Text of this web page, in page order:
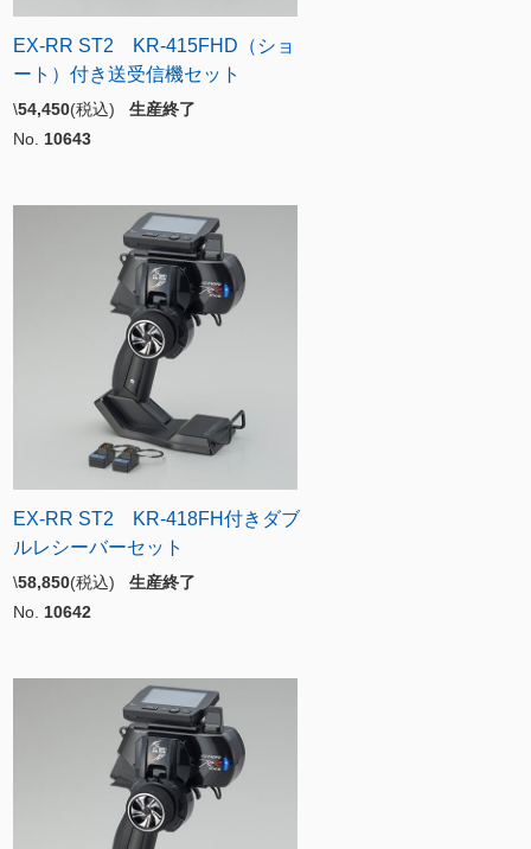
EX-RR ST2 KR-415FHD（ショ
ート）付き送受信機セット
\54,450(税込) 生産終了
No. 10643
EX-RR ST2 KR-418FH付きダブ
ルレシーバーセット
\58,850(税込) 生産終了
No. 10642